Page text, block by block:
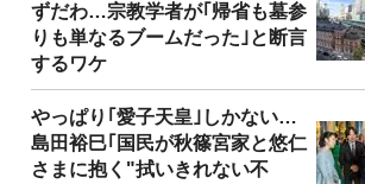
ずだわ…宗教学者が｢帰省も墓参
りも単なるブームだった｣と断言
するワケ
やっぱり｢愛子天皇｣しかない…
島田裕巳｢国民が秋篠宮家と悠仁
さまに抱く"拭いきれない不